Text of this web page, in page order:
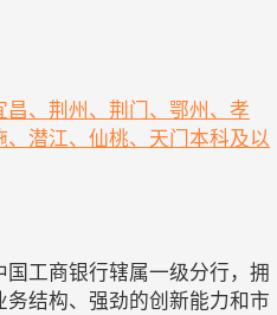
、荆州、荆门、鄂州、孝
潜江、仙桃、天门本科及以
工商银行辖属一级分行，拥
结构、强劲的创新能力和市